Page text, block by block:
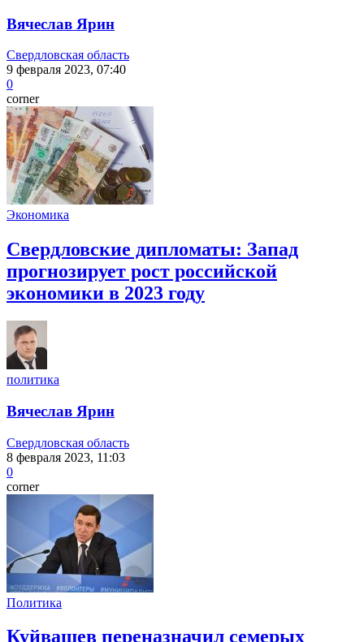
Вячеслав Ярин
Свердловская область
9 февраля 2023, 07:40
0
corner
Экономика
Свердловские дипломаты: Запад
прогнозирует рост российской
экономики в 2023 году
политика
Вячеслав Ярин
Свердловская область
8 февраля 2023, 11:03
0
corner
Политика
Куйвашев переназначил семерых